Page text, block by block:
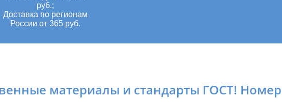
руб.;
Доставка по регионам
России от 365 руб.
материалы и стандарты ГОСТ!